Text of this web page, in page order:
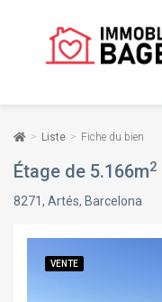
Liste Fiche du bien
Étage de 5.166m2
8271, Artés, Barcelona
VENTE